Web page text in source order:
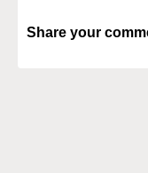
Share your